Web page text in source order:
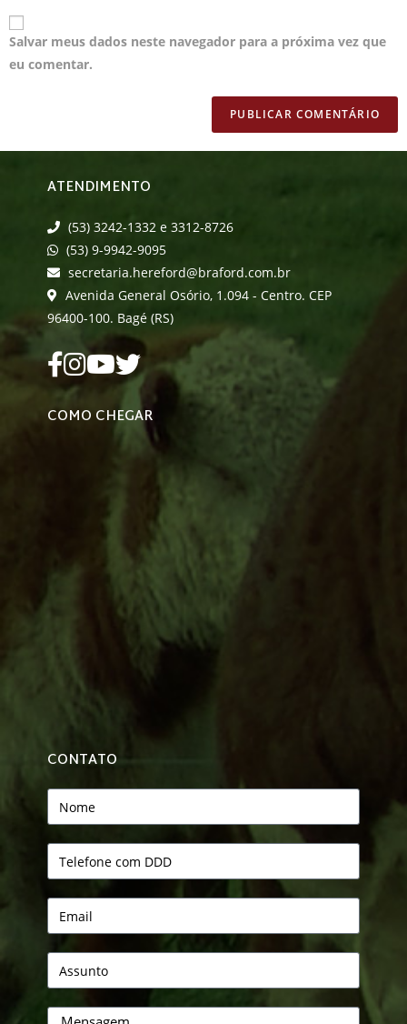
Salvar meus dados neste navegador para a próxima vez que
eu comentar.
ATENDIMENTO
(53) 3242-1332 e 3312-8726
(53) 9-9942-9095
secretaria.hereford@braford.com.br
Avenida General Osório, 1.094 - Centro. CEP
96400-100. Bagé (RS)
COMO CHEGAR
CONTATO